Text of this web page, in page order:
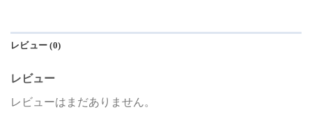
レビュー (0)
レビュー
レビューはまだありません。